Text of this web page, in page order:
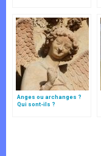
Anges ou archanges ?
Qui sont-ils ?